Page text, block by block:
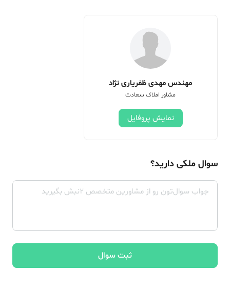
مهندس مهدی ظفریاری نژاد
مشاور املاک سعادت
نمایش پروفایل
سوال ملکی دارید؟
ثبت سوال